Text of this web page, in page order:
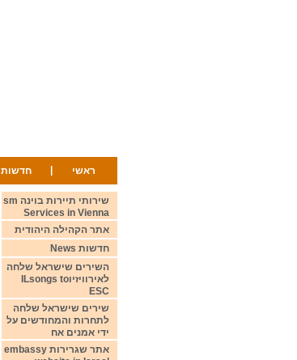
ראשי חדשות
שירותי תיירות בוינה sm
Services in Vienna
אתר הקהילה היהודית
חדשות News
השירים שישראל שלחה
לאירוויזיוILsongs to
ESC
שירים שישראל שלחה
לתחרות והמחודשים על
ידי אמנים אח
אתר שגרירות embassy